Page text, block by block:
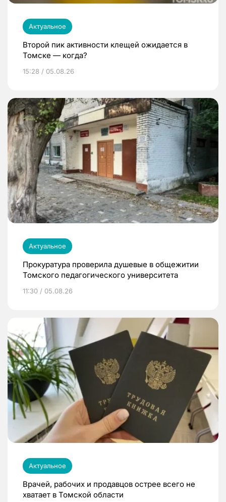
Актуальное
Второй пик активности клещей ожидается в
Томске — когда?
15:28 / 05.08.26
Актуальное
Прокуратура проверила душевые в общежитии
Томского педагогического университета
11:30 / 05.08.26
Актуальное
Врачей, рабочих и продавцов острее всего не
хватает в Томской области